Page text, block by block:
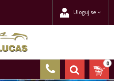
Uloguj se
0